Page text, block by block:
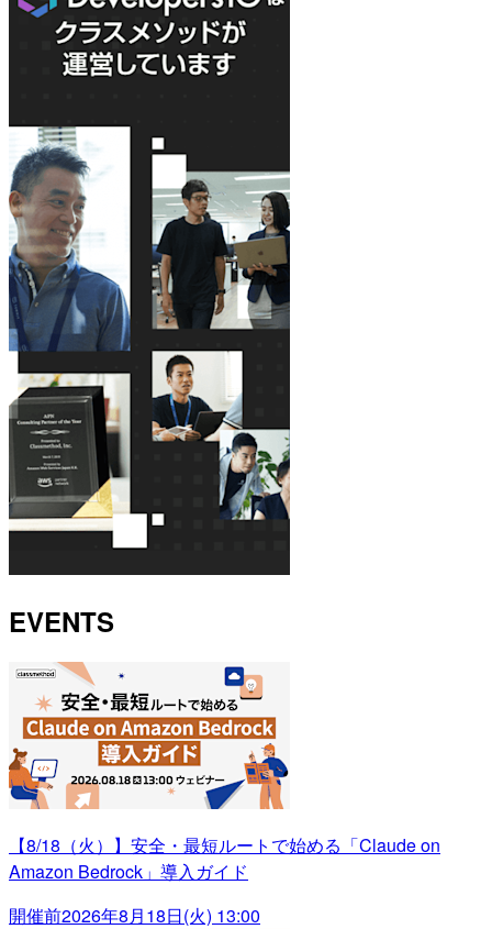
EVENTS
【8/18（火）】安全・最短ルートで始める「Claude on
Amazon Bedrock」導入ガイド
開催前2026年8月18日(火) 13:00